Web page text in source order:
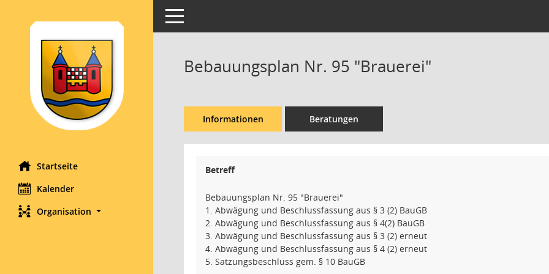
Startseite
Kalender
Organisation
Toggle navigation
Bebauungsplan Nr. 95 "Brauerei"
Informationen Beratungen
Betreff
Bebauungsplan Nr. 95 "Brauerei"
1. Abwägung und Beschlussfassung aus § 3 (2) BauGB
2. Abwägung und Beschlussfassung aus § 4(2) BauGB
3. Abwägung und Beschlussfassung aus § 3 (2) erneut
4. Abwägung und Beschlussfassung aus § 4 (2) erneut
5. Satzungsbeschluss gem. § 10 BauGB